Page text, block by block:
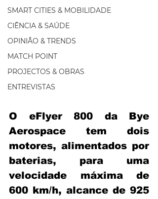
SMART CITIES & MOBILIDADE
CIÊNCIA & SAÚDE
OPINIÃO & TRENDS
MATCH POINT
PROJECTOS & OBRAS
ENTREVISTAS
O eFlyer 800 da Bye
Aerospace tem dois
motores, alimentados por
baterias, para uma
velocidade máxima de
600 km/h, alcance de 925